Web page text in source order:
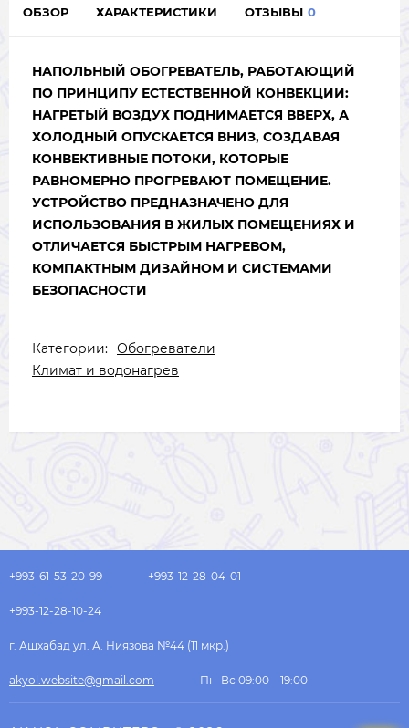
ОБЗОР ХАРАКТЕРИСТИКИ ОТЗЫВЫ 0
НАПОЛЬНЫЙ ОБОГРЕВАТЕЛЬ, РАБОТАЮЩИЙ
ПО ПРИНЦИПУ ЕСТЕСТВЕННОЙ КОНВЕКЦИИ:
НАГРЕТЫЙ ВОЗДУХ ПОДНИМАЕТСЯ ВВЕРХ, А
ХОЛОДНЫЙ ОПУСКАЕТСЯ ВНИЗ, СОЗДАВАЯ
КОНВЕКТИВНЫЕ ПОТОКИ, КОТОРЫЕ
РАВНОМЕРНО ПРОГРЕВАЮТ ПОМЕЩЕНИЕ.
УСТРОЙСТВО ПРЕДНАЗНАЧЕНО ДЛЯ
ИСПОЛЬЗОВАНИЯ В ЖИЛЫХ ПОМЕЩЕНИЯХ И
ОТЛИЧАЕТСЯ БЫСТРЫМ НАГРЕВОМ,
КОМПАКТНЫМ ДИЗАЙНОМ И СИСТЕМАМИ
БЕЗОПАСНОСТИ
Категории: Обогреватели
Климат и водонагрев
+993-61-53-20-99 +993-12-28-04-01
+993-12-28-10-24
г. Ашхабад ул. А. Ниязова №44 (11 мкр.)
akyol.website@gmail.com Пн-Вс 09:00—19:00